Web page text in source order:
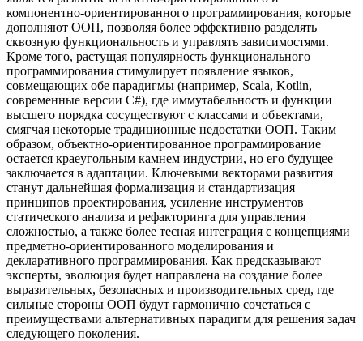
компонентно-ориентированного программирования, которые
дополняют ООП, позволяя более эффективно разделять
сквозную функциональность и управлять зависимостями.
Кроме того, растущая популярность функционального
программирования стимулирует появление языков,
совмещающих обе парадигмы (например, Scala, Kotlin,
современные версии C#), где иммутабельность и функции
высшего порядка сосуществуют с классами и объектами,
смягчая некоторые традиционные недостатки ООП. Таким
образом, объектно-ориентированное программирование
остается краеугольным камнем индустрии, но его будущее
заключается в адаптации. Ключевыми векторами развития
станут дальнейшая формализация и стандартизация
принципов проектирования, усиление инструментов
статического анализа и рефакторинга для управления
сложностью, а также более тесная интеграция с концепциями
предметно-ориентированного моделирования и
декларативного программирования. Как предсказывают
эксперты, эволюция будет направлена на создание более
выразительных, безопасных и производительных сред, где
сильные стороны ООП будут гармонично сочетаться с
преимуществами альтернативных парадигм для решения задач
следующего поколения.